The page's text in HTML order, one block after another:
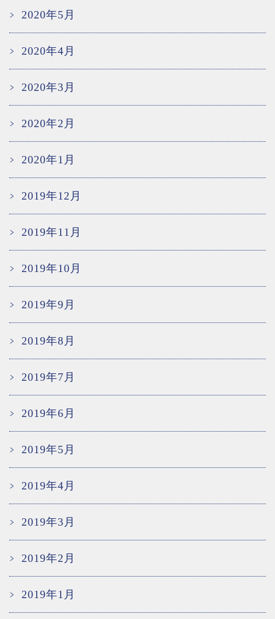
2020年5月
2020年4月
2020年3月
2020年2月
2020年1月
2019年12月
2019年11月
2019年10月
2019年9月
2019年8月
2019年7月
2019年6月
2019年5月
2019年4月
2019年3月
2019年2月
2019年1月